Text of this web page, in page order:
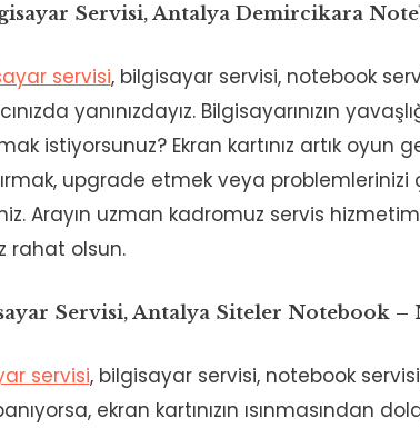
Servisi, Antalya Demircikara
servisi, bilgisayar servisi, notebook
yanınızdayız. Bilgisayarınızın
istiyorsunuz? Ekran kartınız artık oyun
upgrade etmek veya
Arayın uzman kadromuz servis
rahat olsun.
Servisi, Antalya Siteler Notebook –
servisi, bilgisayar servisi, notebook
ekran kartınızın ısınmasından